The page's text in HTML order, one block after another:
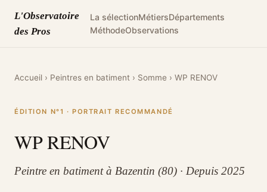
L'Observatoire
des Pros
La sélectionMétiersDépartements
MéthodeObservations
Accueil › Peintres en batiment › Somme › WP RENOV
ÉDITION N°1 · PORTRAIT RECOMMANDÉ
WP RENOV
Peintre en batiment à Bazentin (80) · Depuis 2025